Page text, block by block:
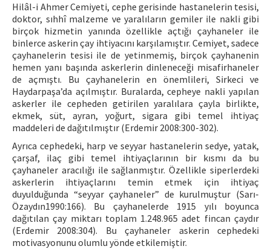
Hilâl-i Ahmer Cemiyeti, cephe gerisinde hastanelerin tesisi,
doktor, sıhhî malzeme ve yaralıların gemiler ile nakli gibi
birçok hizmetin yanında özellikle açtığı çayhaneler ile
binlerce askerin çay ihtiyacını karşılamıştır. Cemiyet, sadece
çayhanelerin tesisi ile de yetinmemiş, birçok çayhanenin
hemen yanı başında askerlerin dinleneceği misafirhaneler
de açmıştı. Bu çayhanelerin en önemlileri, Sirkeci ve
Haydarpaşa’da açılmıştır. Buralarda, cepheye nakli yapılan
askerler ile cepheden getirilen yaralılara çayla birlikte,
ekmek, süt, ayran, yoğurt, sigara gibi temel ihtiyaç
maddeleri de dağıtılmıştır (Erdemir 2008:300-302).
Ayrıca cephedeki, harp ve seyyar hastanelerin sedye, yatak,
çarşaf, ilaç gibi temel ihtiyaçlarının bir kısmı da bu
çayhaneler aracılığı ile sağlanmıştır. Özellikle siperlerdeki
askerlerin ihtiyaçlarını temin etmek için ihtiyaç
duyulduğunda “seyyar çayhaneler” de kurulmuştur (Sarı-
Özaydın1990:166). Bu çayhanelerde 1915 yılı boyunca
dağıtılan çay miktarı toplam 1.248.965 adet fincan çaydır
(Erdemir 2008:304). Bu çayhaneler askerin cephedeki
motivasyonunu olumlu yönde etkilemiştir.